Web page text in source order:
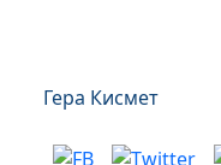
Гера Кисмет